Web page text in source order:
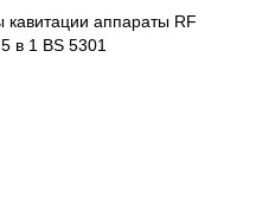
аппараты RF
в 1 BS 5301